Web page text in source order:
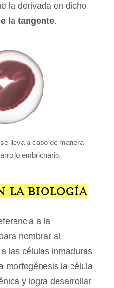
la derivada en dicho
la tangente.
lleva a cabo de manera
embrionario.
LA BIOLOGÍA
a la
para nombrar al
las células inmaduras
morfogénesis la célula
y logra desarrollar